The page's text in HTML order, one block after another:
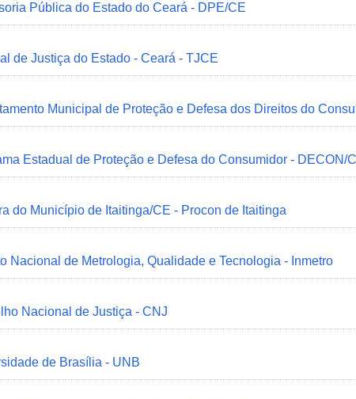
Pública do Estado do Ceará - DPE/CE
de Justiça do Estado - Ceará - TJCE
Municipal de Proteção e Defesa dos Direitos do
Estadual de Proteção e Defesa do Consumidor -
do Município de Itaitinga/CE - Procon de Itaitinga
Nacional de Metrologia, Qualidade e Tecnologia - Inmetro
Nacional de Justiça - CNJ
de Brasília - UNB